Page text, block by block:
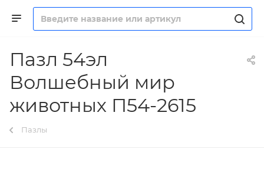
Пазл 54эл
Волшебный мир
животных П54-2615
Пазлы